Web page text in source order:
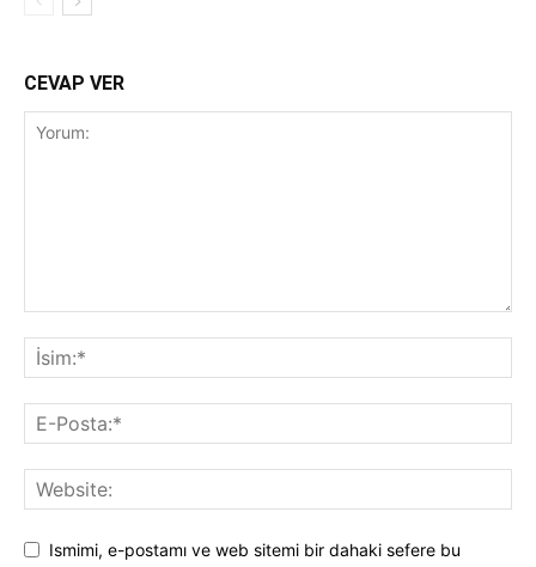
CEVAP VER
Ismimi, e-postamı ve web sitemi bir dahaki sefere bu